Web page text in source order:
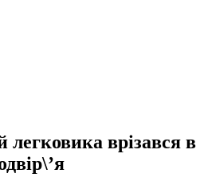
легковика врізався в